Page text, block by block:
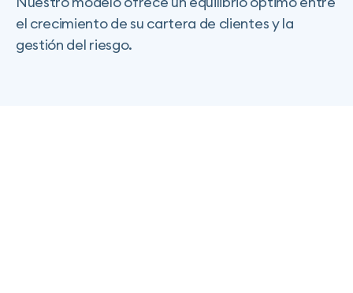
el crecimiento de su cartera de clientes y la
gestión del riesgo.